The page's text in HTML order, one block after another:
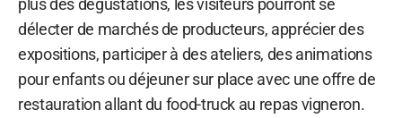
plus des dégustations, les visiteurs pourront se
délecter de marchés de producteurs, apprécier des
expositions, participer à des ateliers, des animations
pour enfants ou déjeuner sur place avec une offre de
restauration allant du food-truck au repas vigneron.